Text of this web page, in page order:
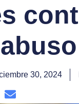
30, 2024